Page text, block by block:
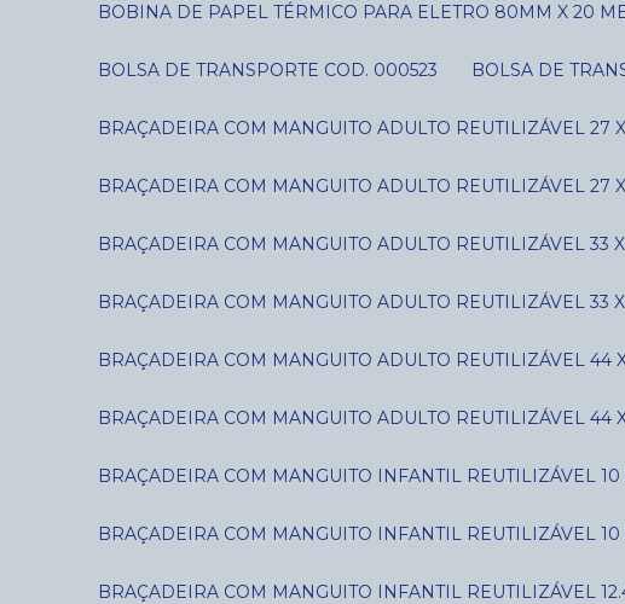
BOBINA DE PAPEL TÉRMICO PARA ELETRO 80MM X 20
BOLSA DE TRANSPORTE COD. 000523 BOLSA DE
BRAÇADEIRA COM MANGUITO ADULTO REUTILIZÁVEL 27
BRAÇADEIRA COM MANGUITO ADULTO REUTILIZÁVEL 27
BRAÇADEIRA COM MANGUITO ADULTO REUTILIZÁVEL 33
BRAÇADEIRA COM MANGUITO ADULTO REUTILIZÁVEL 33
BRAÇADEIRA COM MANGUITO ADULTO REUTILIZÁVEL 44
BRAÇADEIRA COM MANGUITO ADULTO REUTILIZÁVEL 44
BRAÇADEIRA COM MANGUITO INFANTIL REUTILIZÁVEL
BRAÇADEIRA COM MANGUITO INFANTIL REUTILIZÁVEL
BRAÇADEIRA COM MANGUITO INFANTIL REUTILIZÁVEL